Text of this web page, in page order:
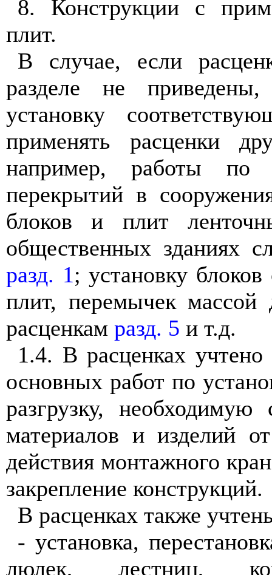
8. Конструкции с
плит.
В случае, если
разделе не
установку
применять расценки
например, работы по
перекрытий в
блоков и плит
общественных зданиях
разд. 1; установку
плит, перемычек
расценкам разд. 5 и т.д.
1.4. В расценках
основных работ по
разгрузку, необходимую
материалов и изделий
действия монтажного
закрепление конструкций.
В расценках также
- установка,
люлек, лестниц,